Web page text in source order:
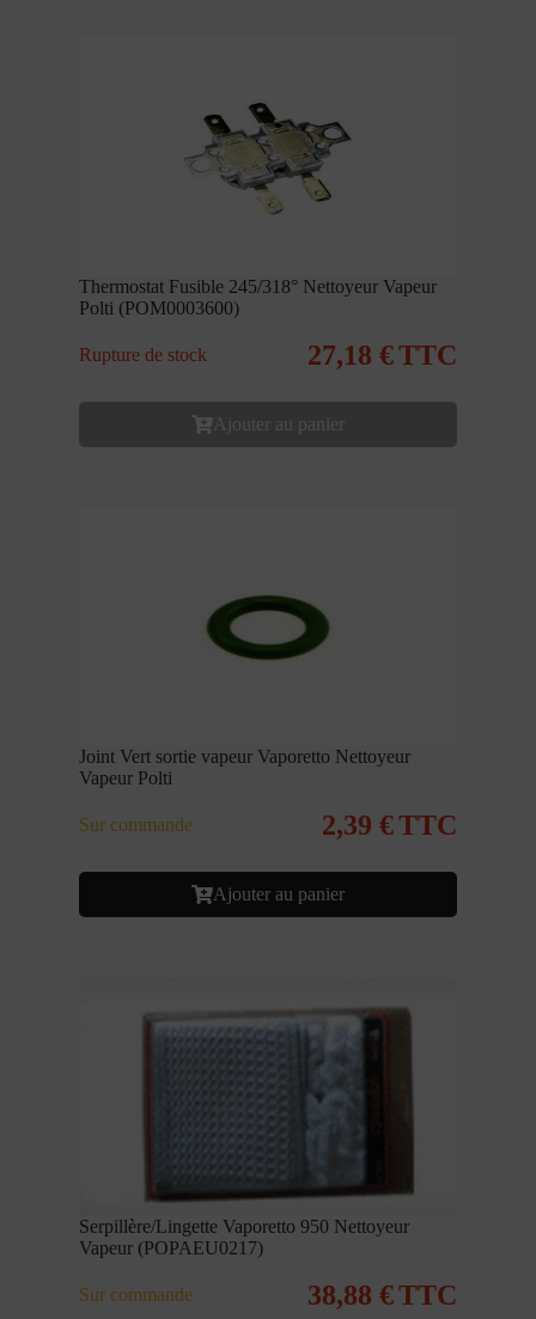
Thermostat Fusible 245/318° Nettoyeur Vapeur
Polti (POM0003600)
Rupture de stock 27,18 €TTC
Ajouter au panier
Joint Vert sortie vapeur Vaporetto Nettoyeur
Vapeur Polti
Sur commande 2,39 €TTC
Ajouter au panier
Serpillère/Lingette Vaporetto 950 Nettoyeur
Vapeur (POPAEU0217)
Sur commande 38,88 €TTC